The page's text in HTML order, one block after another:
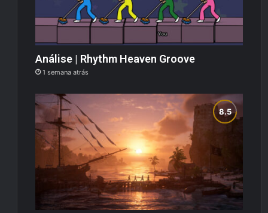
Análise | Rhythm Heaven Groove
1 semana atrás